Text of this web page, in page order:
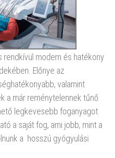
modern és hatékony
Előnye az
valamint
a már reménytelennek tűnő
legkevesebb foganyagot
a saját fog, ami jobb, mint a
a hosszú gyógyulási